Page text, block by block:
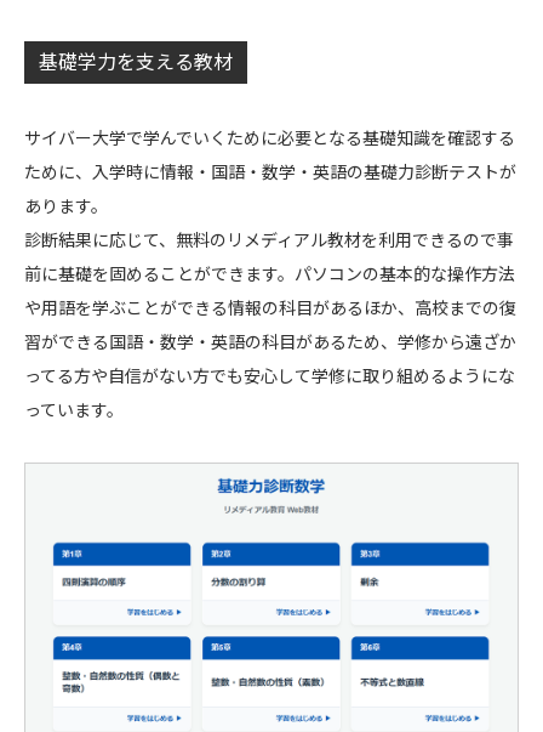
基礎学力を支える教材
サイバー大学で学んでいくために必要となる基礎知識を確認する
ために、入学時に情報・国語・数学・英語の基礎力診断テストが
あります。
診断結果に応じて、無料のリメディアル教材を利用できるので事
前に基礎を固めることができます。パソコンの基本的な操作方法
や用語を学ぶことができる情報の科目があるほか、高校までの復
習ができる国語・数学・英語の科目があるため、学修から遠ざか
ってる方や自信がない方でも安心して学修に取り組めるようにな
っています。